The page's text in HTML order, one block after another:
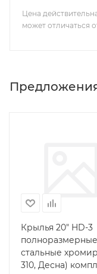
Цена
может отличаться
Крылья 20" HD-3
полноразмерные
стальные
310, Десна)